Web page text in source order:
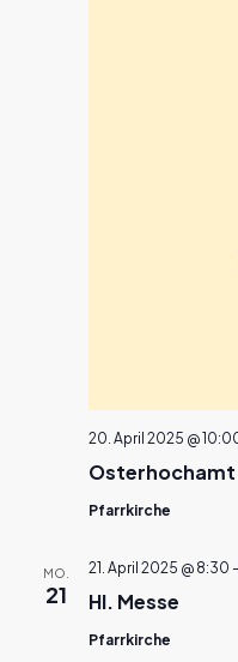
Osterhochamt
20. April 2025 @
Pfarrkirche
MO.
21 Hl. Messe
21. April 2025 @ 8:30 -
Pfarrkirche